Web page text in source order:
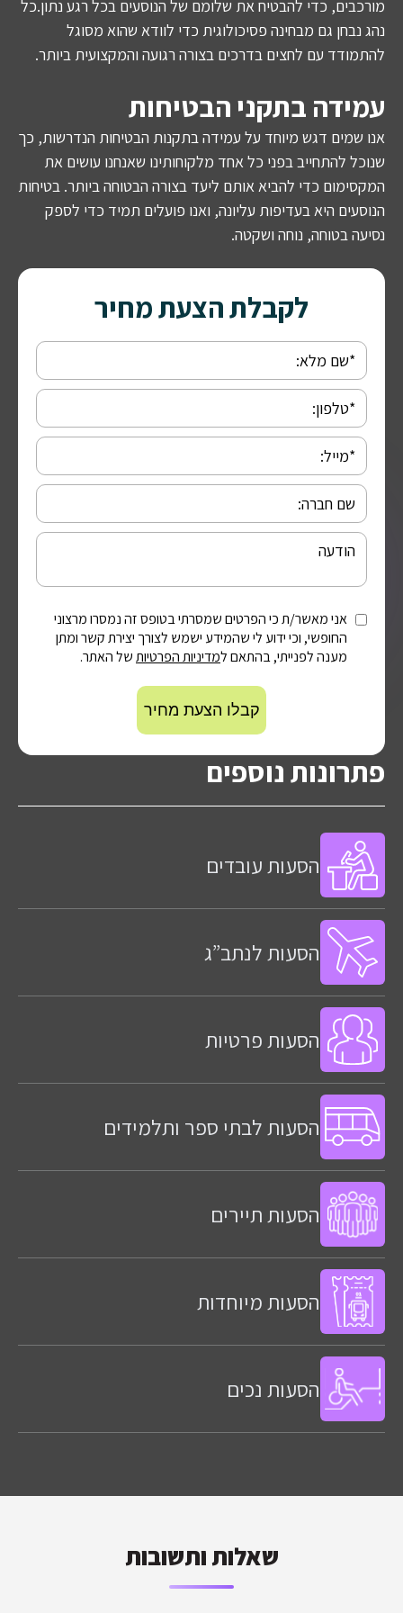
מורכבים, כדי להבטיח את שלומם של הנוסעים בכל רגע נתון.כל
נהג נבחן גם מבחינה פסיכולוגית כדי לוודא שהוא מסוגל
להתמודד עם לחצים בדרכים בצורה רגועה והמקצועית ביותר.
עמידה בתקני הבטיחות
אנו שמים דגש מיוחד על עמידה בתקנות הבטיחות הנדרשות, כך
שנוכל להתחייב בפני כל אחד מלקוחותינו שאנחנו עושים את
המקסימום כדי להביא אותם ליעד בצורה הבטוחה ביותר. בטיחות
הנוסעים היא בעדיפות עליונה, ואנו פועלים תמיד כדי לספק
נסיעה בטוחה, נוחה ושקטה.
לקבלת הצעת מחיר
אני מאשר/ת כי הפרטים שמסרתי בטופס זה נמסרו מרצוני
החופשי, וכי ידוע לי שהמידע ישמש לצורך יצירת קשר ומתן
מענה לפנייתי, בהתאם למדיניות הפרטיותשל האתר.
פתרונות נוספים
הסעות עובדים
הסעות לנתב”ג
הסעות פרטיות
הסעות לבתי ספר ותלמידים
הסעות תיירים
הסעות מיוחדות
הסעות נכים
שאלות ותשובות